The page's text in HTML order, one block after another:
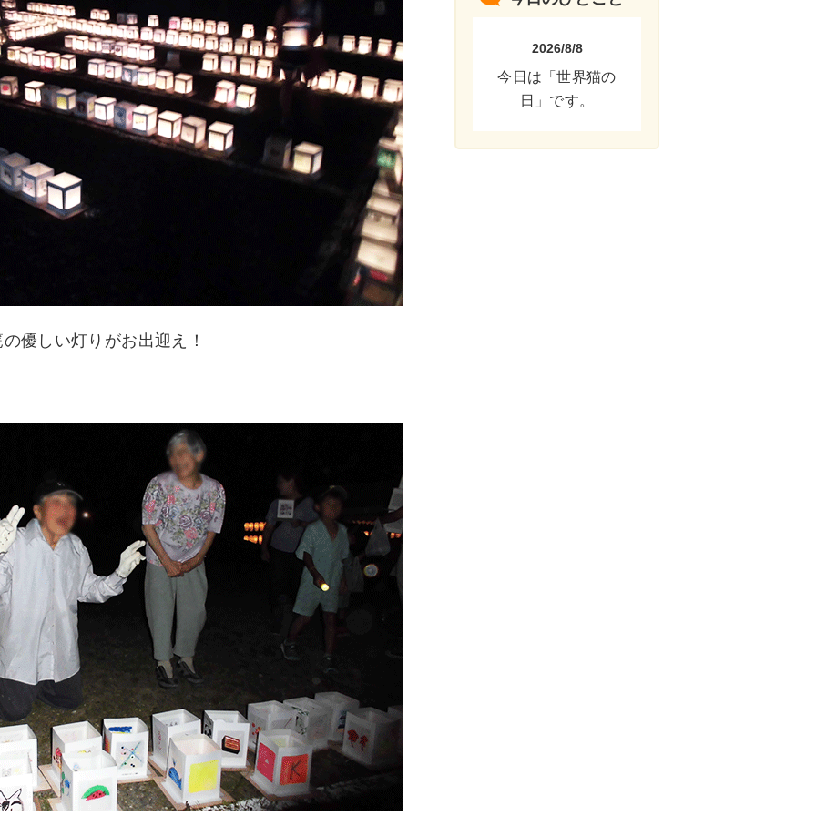
優しい灯りがお出迎え！
2026/8/8
今日は「世界猫の
日」です。